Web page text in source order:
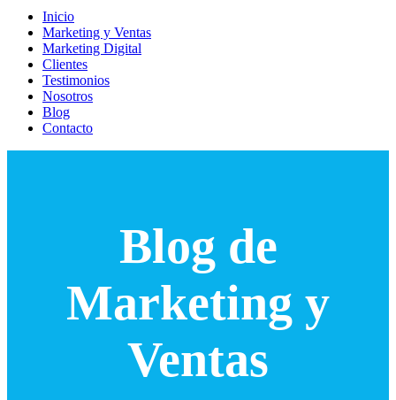
Inicio
Marketing y Ventas
Marketing Digital
Clientes
Testimonios
Nosotros
Blog
Contacto
Blog de
Marketing y
Ventas